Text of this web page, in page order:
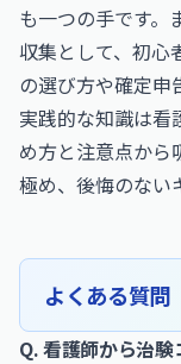
も一つの手です。
収集として、初心
の選び方や確定申
実践的な知識は看
め方と注意点から
極め、後悔のない
よくある質問
Q. 看護師から治